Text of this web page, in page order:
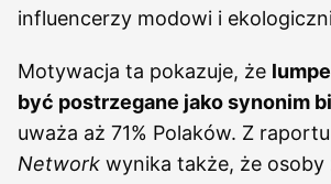
influencerzy modowi i
Motywacja ta pokazuje, że
być postrzegane jako synonim
uważa aż 71% Polaków. Z raportu
Network wynika także, że